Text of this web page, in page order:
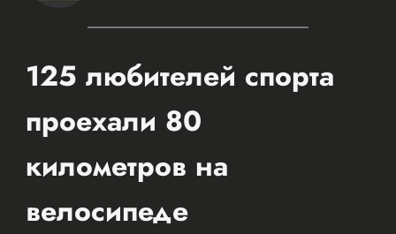
125 любителей спорта
проехали 80
километров на
велосипеде